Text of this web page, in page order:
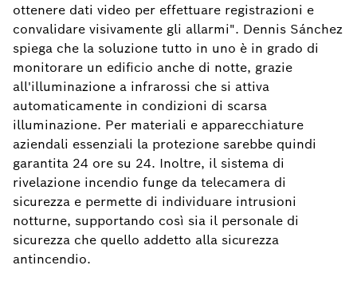
ottenere dati video per effettuare registrazioni e
convalidare visivamente gli allarmi". Dennis Sánchez
spiega che la soluzione tutto in uno è in grado di
monitorare un edificio anche di notte, grazie
all'illuminazione a infrarossi che si attiva
automaticamente in condizioni di scarsa
illuminazione. Per materiali e apparecchiature
aziendali essenziali la protezione sarebbe quindi
garantita 24 ore su 24. Inoltre, il sistema di
rivelazione incendio funge da telecamera di
sicurezza e permette di individuare intrusioni
notturne, supportando così sia il personale di
sicurezza che quello addetto alla sicurezza
antincendio.